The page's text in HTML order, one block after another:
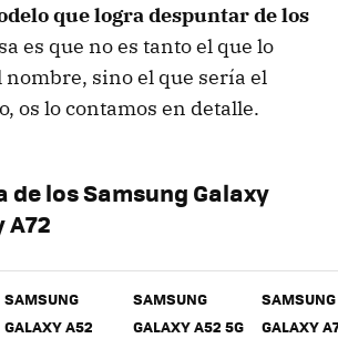
que logra despuntar de los
es que no es tanto el que lo
nombre, sino el que sería el
os lo contamos en detalle.
de los Samsung Galaxy
A72
SAMSUNG
GALAXY A52
SAMSUNG
GALAXY A52 5G
SAMSUNG
GALAXY